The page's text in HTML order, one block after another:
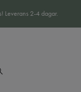
Leverans 2-4 dagar.